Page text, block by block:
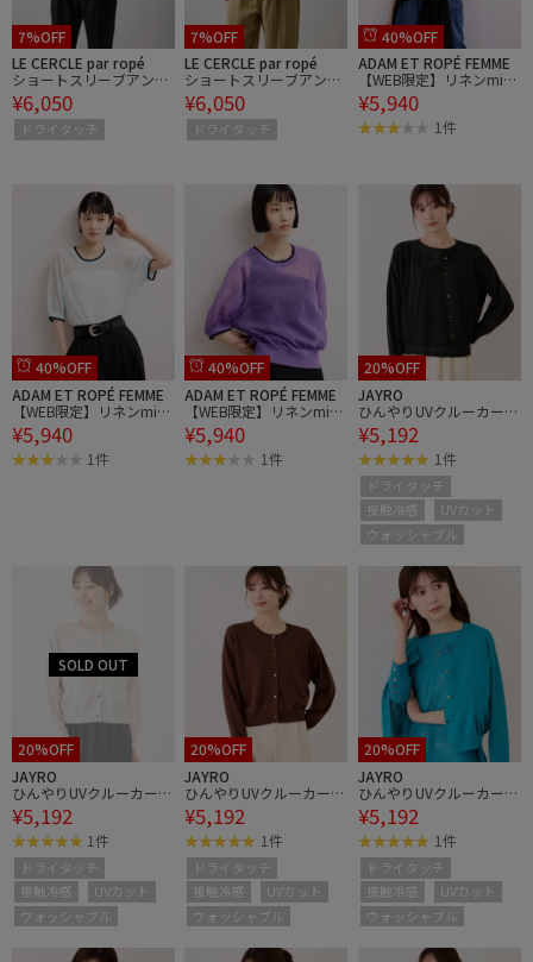
7%OFF
LE CERCLE par ropé
ショートスリーブアンサ
ンブルカーディガン
¥6,050
ドライタッチ
7%OFF
LE CERCLE par ropé
ショートスリーブアンサ
ンブルカーディガン
¥6,050
ドライタッチ
40%OFF
ADAM ET ROPÉ FEMME
【WEB限定】リネンmix
バイカラーシアーニット
Tシャツ
¥5,940
1件
40%OFF
ADAM ET ROPÉ FEMME
【WEB限定】リネンmix
バイカラーシアーニット
Tシャツ
¥5,940
1件
40%OFF
ADAM ET ROPÉ FEMME
【WEB限定】リネンmix
バイカラーシアーニット
Tシャツ
¥5,940
1件
20%OFF
JAYRO
ひんやりUVクルーカーデ
ィガン
¥5,192
1件
ドライタッチ
接触冷感
UVカット
ウォッシャブル
20%OFF
JAYRO
ひんやりUVクルーカーデ
ィガン
¥5,192
1件
ドライタッチ
接触冷感
UVカット
ウォッシャブル
20%OFF
JAYRO
ひんやりUVクルーカーデ
ィガン
¥5,192
1件
ドライタッチ
接触冷感
UVカット
ウォッシャブル
20%OFF
JAYRO
ひんやりUVクルーカーデ
ィガン
¥5,192
1件
ドライタッチ
接触冷感
UVカット
ウォッシャブル